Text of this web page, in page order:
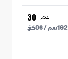
عمر 30
192سم /86كغ